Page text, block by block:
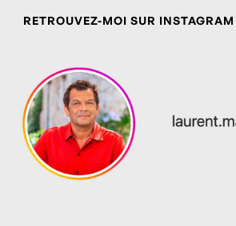
RETROUVEZ-MOI SUR INSTAGRAM